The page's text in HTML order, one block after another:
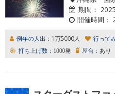
期間：
開催時間：
例年の人出： 1万5000人 行って
打ち上げ数： 1000発 屋台： あり